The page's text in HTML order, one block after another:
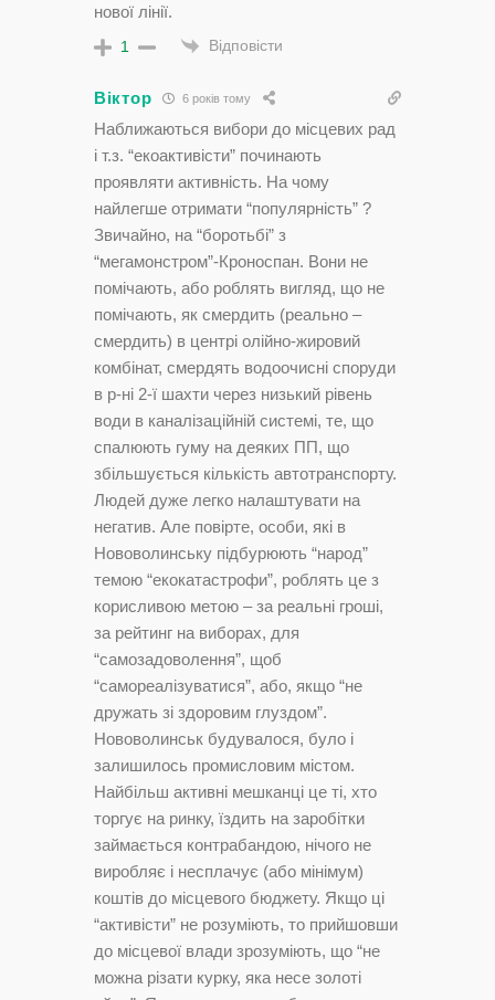
нової лінії.
1 Відповісти
Віктор 6 років тому
Наближаються вибори до місцевих рад
і т.з. “екоактивісти” починають
проявляти активність. На чому
найлегше отримати “популярність” ?
Звичайно, на “боротьбі” з
“мегамонстром”-Кроноспан. Вони не
помічають, або роблять вигляд, що не
помічають, як смердить (реально –
смердить) в центрі олійно-жировий
комбінат, смердять водоочисні споруди
в р-ні 2-ї шахти через низький рівень
води в каналізаційній системі, те, що
спалюють гуму на деяких ПП, що
збільшується кількість автотранспорту.
Людей дуже легко налаштувати на
негатив. Але повірте, особи, які в
Нововолинську підбурюють “народ”
темою “екокатастрофи”, роблять це з
корисливою метою – за реальні гроші,
за рейтинг на виборах, для
“самозадоволення”, щоб
“самореалізуватися”, або, якщо “не
дружать зі здоровим глуздом”.
Нововолинськ будувалося, було і
залишилось промисловим містом.
Найбільш активні мешканці це ті, хто
торгує на ринку, їздить на заробітки
займається контрабандою, нічого не
виробляє і несплачує (або мінімум)
коштів до місцевого бюджету. Якщо ці
“активісти” не розуміють, то прийшовши
до місцевої влади зрозуміють, що “не
можна різати курку, яка несе золоті